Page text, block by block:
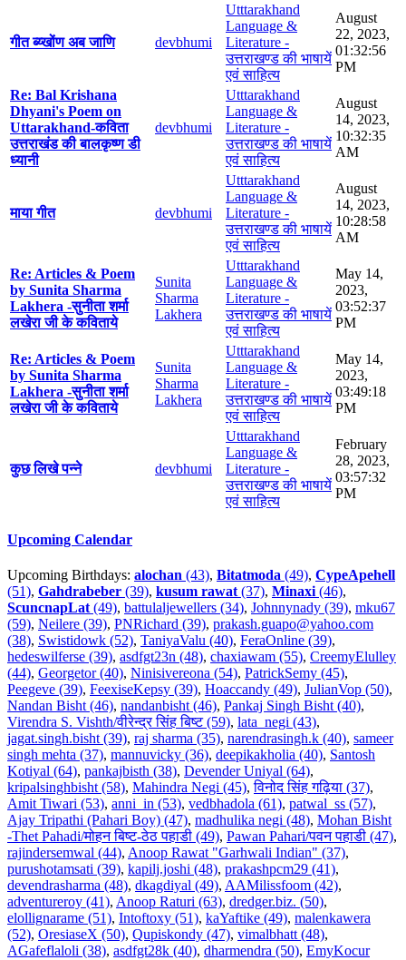
गीत ब्य्खोंण अब जाणि devbhumi
Utttarakhand
Language &
Literature -
उत्तराखण्ड की भाषायें
एवं साहित्य
August
22, 2023,
01:32:56
PM
Re: Bal Krishana
Dhyani's Poem on
Uttarakhand-कविता
उत्तराखंड की बालकृष्ण डी
ध्यानी
devbhumi
Utttarakhand
Language &
Literature -
उत्तराखण्ड की भाषायें
एवं साहित्य
August
14, 2023,
10:32:35
AM
माया गीत devbhumi
Utttarakhand
Language &
Literature -
उत्तराखण्ड की भाषायें
एवं साहित्य
August
14, 2023,
10:28:58
AM
Re: Articles & Poem
by Sunita Sharma
Lakhera -सुनीता शर्मा
लखेरा जी के कविताये
Sunita
Sharma
Lakhera
Utttarakhand
Language &
Literature -
उत्तराखण्ड की भाषायें
एवं साहित्य
May 14,
2023,
03:52:37
PM
Re: Articles & Poem
by Sunita Sharma
Lakhera -सुनीता शर्मा
लखेरा जी के कविताये
Sunita
Sharma
Lakhera
Utttarakhand
Language &
Literature -
उत्तराखण्ड की भाषायें
एवं साहित्य
May 14,
2023,
03:49:18
PM
कुछ लिखे पन्ने devbhumi
Utttarakhand
Language &
Literature -
उत्तराखण्ड की भाषायें
एवं साहित्य
February
28, 2023,
03:57:32
PM
Upcoming Calendar
Upcoming Birthdays: alochan (43), Bitatmoda (49), CypeApehell
(51), Gahdrabeber (39), kusum rawat(37), Minaxi(46),
ScuncnapLat(49), battulaljewellers (34), Johnnynady (39), mku67
(59), Neilere (39), PNRichard (39), prakash.guapo@yahoo.com
(38), Swistidowk (52), TaniyaValu (40), FeraOnline (39),
hedeswilferse (39), asdfgt23n (48), chaxiawam (55), CreemyElulley
(44), Georgetor (40), Ninisivereona (54), PatrickSemy (45),
Peegeve (39), FeexiseKepsy (39), Hoaccandy (49), JulianVop (50),
Nandan Bisht (46), nandanbisht (46), Pankaj Singh Bisht (40),
Virendra S. Vishth/वीरेन्द्र सिंह बिष्ट (59), lata_negi (43),
jagat.singh.bisht (39), raj sharma (35), narendrasingh.k (40), sameer
singh mehta (37), mannuvicky (36), deepikakholia (40), Santosh
Kotiyal (64), pankajbisth (38), Devender Uniyal (64),
kripalsinghbisht (58), Mahindra Negi (45),विनोद सिंह गढ़िया (37),
Amit Tiwari (53), anni_in (53), vedbhadola (61), patwal_ss (57),
Ajay Tripathi (Pahari Boy) (47), madhulika negi (48), Mohan Bisht
-Thet Pahadi/मोहन बिष्ट-ठेठ पहाडी (49), Pawan Pahari/पवन पहाडी (47),
rajindersemwal (44), Anoop Rawat "Garhwali Indian" (37),
purushotamsati (39), kapilj.joshi (48), prakashpcm29 (41),
devendrasharma (48), dkagdiyal (49), AAMilissfoom (42),
adventureroy (41), Anoop Raturi (63), dredger.biz. (50),
elollignarame (51), Intoftoxy (51), kaYaftike (49), malenkawera
(52), OresiaseX (50), Qupiskondy (47), vimalbhatt (48),
AGafeflaloli (38), asdfgt28k (40), dharmendra (50), EmyKocur